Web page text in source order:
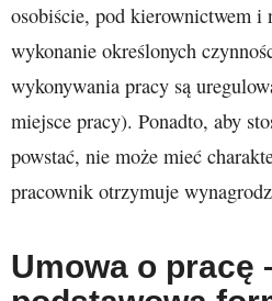
osobiście, pod kierownictwem i
wykonanie określonych
wykonywania pracy są
miejsce pracy). Ponadto, aby
powstać, nie może mieć
pracownik otrzymuje
Umowa o pracę